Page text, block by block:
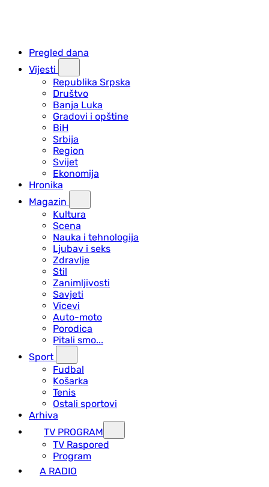
Pregled dana
Vijesti
Republika Srpska
Društvo
Banja Luka
Gradovi i opštine
BiH
Srbija
Region
Svijet
Ekonomija
Hronika
Magazin
Kultura
Scena
Nauka i tehnologija
Ljubav i seks
Zdravlje
Stil
Zanimljivosti
Savjeti
Vicevi
Auto-moto
Porodica
Pitali smo...
Sport
Fudbal
Košarka
Tenis
Ostali sportovi
Arhiva
TV PROGRAM
ТV Raspored
Program
A RADIO